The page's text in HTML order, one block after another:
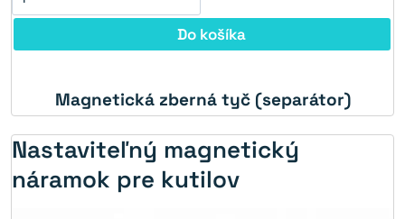
Do košíka
25%
Magnetická zberná tyč (separátor)
Nastaviteľný magnetický
náramok pre kutilov